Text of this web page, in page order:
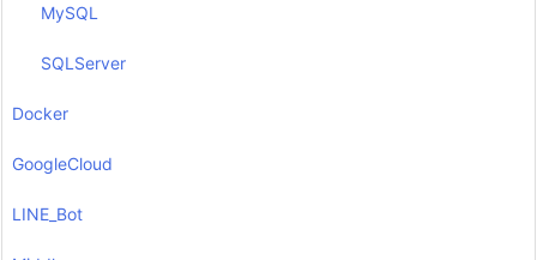
MySQL
SQLServer
Docker
GoogleCloud
LINE_Bot